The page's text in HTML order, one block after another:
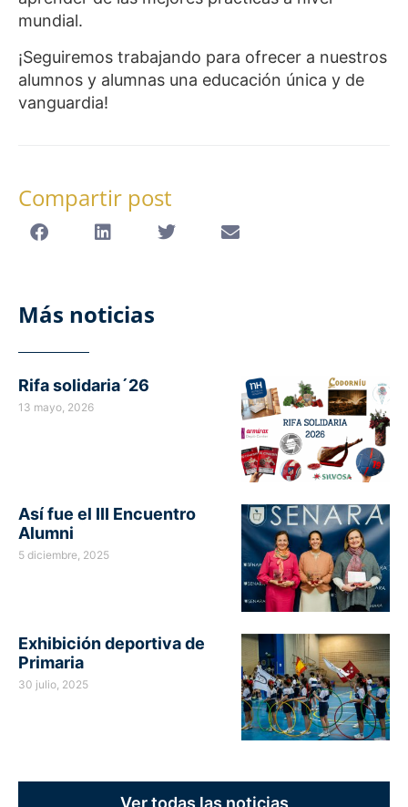
mundial.
¡Seguiremos trabajando para ofrecer a nuestros
alumnos y alumnas una educación única y de
vanguardia!
Compartir post
Más noticias
Rifa solidaria´26
13 mayo, 2026
Así fue el III Encuentro
Alumni
5 diciembre, 2025
Exhibición deportiva de
Primaria
30 julio, 2025